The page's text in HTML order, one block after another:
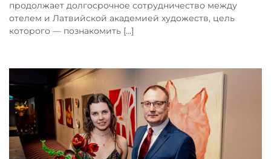
продолжает долгосрочное сотрудничество между
отелем и Латвийской академией художеств, цель
которого — познакомить [...]